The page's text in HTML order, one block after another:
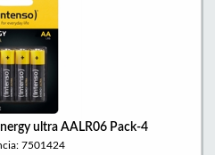
ultra AALR06 Pack-4
7501424